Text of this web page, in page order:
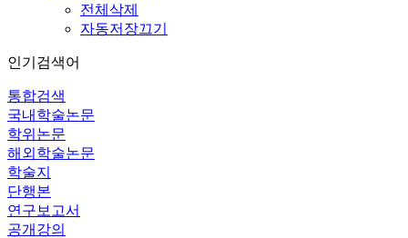
전체삭제
자동저장끄기
인기검색어
통합검색
국내학술논문
학위논문
해외학술논문
학술지
단행본
연구보고서
공개강의